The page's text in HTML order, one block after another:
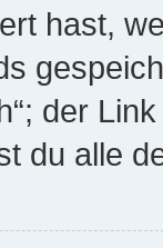
hast,
der
du alle